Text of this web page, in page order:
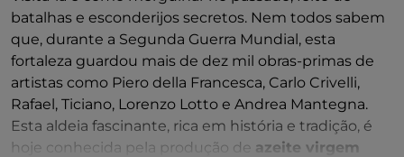
batalhas e esconderijos secretos. Nem todos sabem
que, durante a Segunda Guerra Mundial, esta
fortaleza guardou mais de dez mil obras-primas de
artistas como Piero della Francesca, Carlo Crivelli,
Rafael, Ticiano, Lorenzo Lotto e Andrea Mantegna.
Esta aldeia fascinante, rica em história e tradição, é
hoje conhecida pela produção de azeite virgem